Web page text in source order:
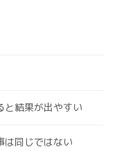
と結果が出やすい
は同じではない